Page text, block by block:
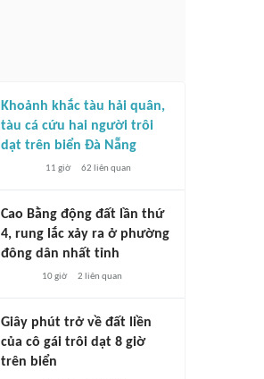
Khoảnh khắc tàu hải quân,
tàu cá cứu hai người trôi
dạt trên biển Đà Nẵng
11 giờ 62 liên quan
Cao Bằng động đất lần thứ
4, rung lắc xảy ra ở phường
đông dân nhất tỉnh
10 giờ 2 liên quan
Giây phút trở về đất liền
của cô gái trôi dạt 8 giờ
trên biển